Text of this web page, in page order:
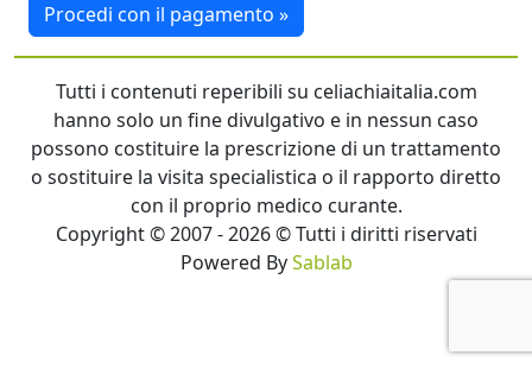
Procedi con il pagamento »
Tutti i contenuti reperibili su celiachiaitalia.com
hanno solo un fine divulgativo e in nessun caso
possono costituire la prescrizione di un trattamento
o sostituire la visita specialistica o il rapporto diretto
con il proprio medico curante.
Copyright © 2007 - 2026 © Tutti i diritti riservati
Powered BySablab